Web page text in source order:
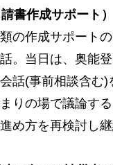
書作成サポート ）
の作成サポート
。当日は、奥能
話(事前相談含む
りの場で議論す
め方を再検討し継